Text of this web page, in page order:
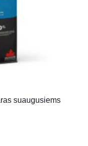
suaugusiems